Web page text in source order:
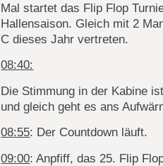
Mal startet das Flip Flop
Hallensaison. Gleich mit 2
C dieses Jahr vertreten.
08:40:
Die Stimmung in der Kabine
und gleich geht es ans
08:55: Der Countdown läuft.
09:00: Anpfiff, das 25. Flip